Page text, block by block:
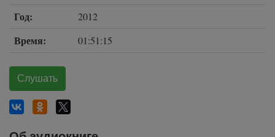
Год: 2012
Время: 01:51:15
Слушать